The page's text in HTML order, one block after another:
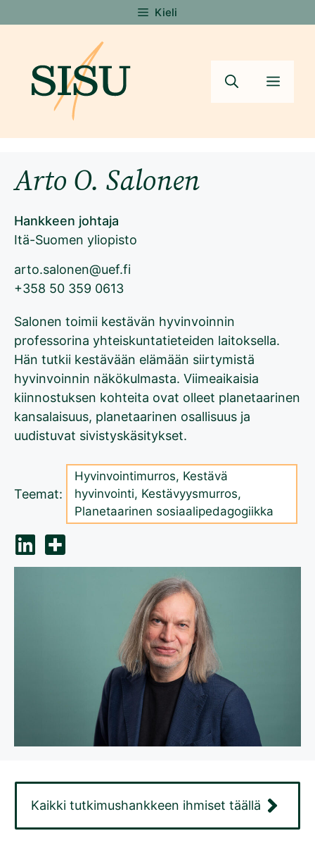
sisältöön
Kieli
Arto O. Salonen
Hankkeen johtaja
Itä-Suomen yliopisto
arto.salonen@uef.fi
+358 50 359 0613
Salonen toimii kestävän hyvinvoinnin
professorina yhteiskuntatieteiden laitoksella.
Hän tutkii kestävään elämään siirtymistä
hyvinvoinnin näkökulmasta. Viimeaikaisia
kiinnostuksen kohteita ovat olleet planetaarinen
kansalaisuus, planetaarinen osallisuus ja
uudistuvat sivistyskäsitykset.
Teemat:
Hyvinvointimurros, Kestävä
hyvinvointi, Kestävyysmurros,
Planetaarinen sosiaalipedagogiikka
Kaikki tutkimushankkeen ihmiset täällä